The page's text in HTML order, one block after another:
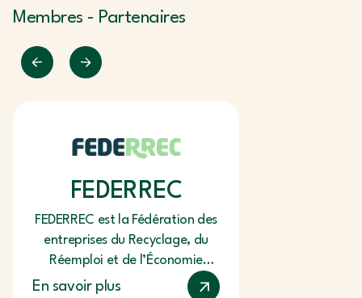
Membres - Partenaires
FEDERREC
FEDERREC est la Fédération des
entreprises du Recyclage, du
Réemploi et de l’Économie
Circulaire Créée en 1945,
En savoir plus